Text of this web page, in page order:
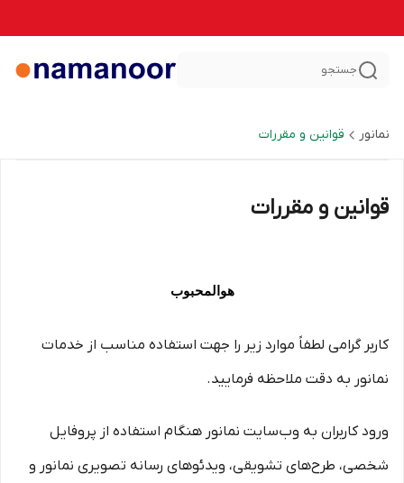
جستجو
نمانور قوانین و مقررات
قوانین و مقررات
هوالمحبوب
کاربر گرامی لطفاً موارد زیر را جهت استفاده مناسب از خدمات
نمانور به دقت ملاحظه فرمایید.
ورود کاربران به وب‏‌سایت نمانور هنگام استفاده از پروفایل
شخصی، طرح‏‌های تشویقی، ویدئوهای رسانه تصویری نمانور و